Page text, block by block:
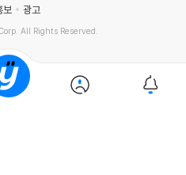
보
광고
All Rights Reserved.